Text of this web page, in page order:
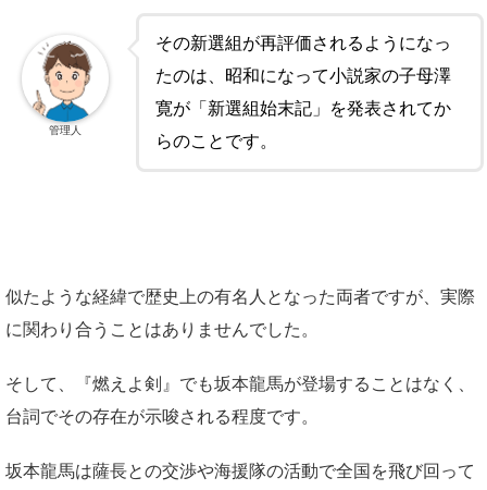
その新選組が再評価されるようになっ
たのは、昭和になって小説家の子母澤
寛が「新選組始末記」を発表されてか
らのことです。
管理人
似たような経緯で歴史上の有名人となった両者ですが、実際
に関わり合うことはありませんでした。
そして、『燃えよ剣』でも坂本龍馬が登場することはなく、
台詞でその存在が示唆される程度です。
坂本龍馬は薩長との交渉や海援隊の活動で全国を飛び回って